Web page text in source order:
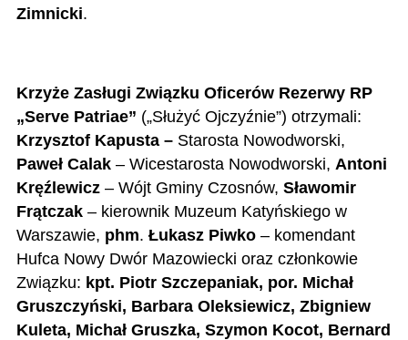
Zimnicki.
Krzyże Zasługi Związku Oficerów Rezerwy RP
„Serve Patriae” („Służyć Ojczyźnie”) otrzymali:
Krzysztof Kapusta – Starosta Nowodworski,
Paweł Calak – Wicestarosta Nowodworski, Antoni
Kręźlewicz– Wójt Gminy Czosnów, Sławomir
Frątczak– kierownik Muzeum Katyńskiego w
Warszawie, phm. Łukasz Piwko– komendant
Hufca Nowy Dwór Mazowiecki oraz członkowie
Związku: kpt. Piotr Szczepaniak, por. Michał
Gruszczyński, Barbara Oleksiewicz, Zbigniew
Kuleta, Michał Gruszka, Szymon Kocot, Bernard